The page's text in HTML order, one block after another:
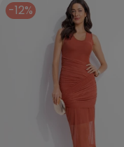
-12%